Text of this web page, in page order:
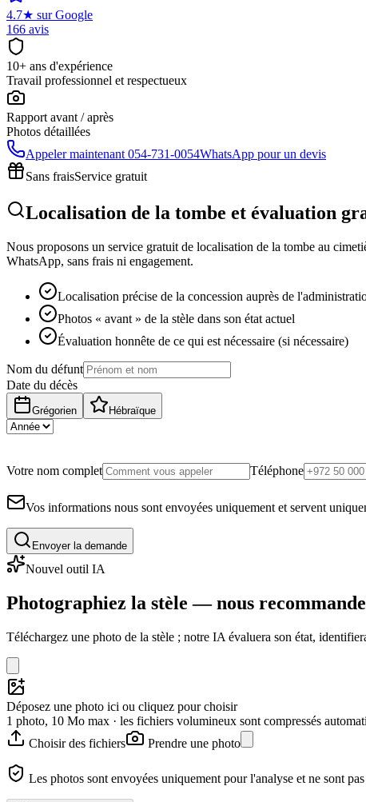
4.7★ sur Google
166 avis
10+ ans d'expérience
Travail professionnel et respectueux
Rapport avant / après
Photos détaillées
Appeler maintenant 054-731-0054WhatsApp pour un devis
Sans fraisService gratuit
Localisation de la tombe et évaluation
Nous proposons un service gratuit de localisation de la tombe au
WhatsApp, sans frais ni engagement.
Localisation précise de la concession auprès de
Photos « avant » de la stèle dans son état actuel
Évaluation honnête de ce qui est nécessaire (si nécessaire)
Nom du défunt
Date du décès
Grégorien Hébraïque
Votre nom complet Téléphone
Vos informations nous sont envoyées uniquement et servent
Envoyer la demande
Nouvel outil IA
Photographiez la stèle — nous
Téléchargez une photo de la stèle ; notre IA évaluera son état,
Déposez une photo ici ou cliquez pour choisir
1 photo, 10 Mo max · les fichiers volumineux sont compressés
Choisir des fichiers
Prendre une photo
Les photos sont envoyées uniquement pour l'analyse et ne sont pas